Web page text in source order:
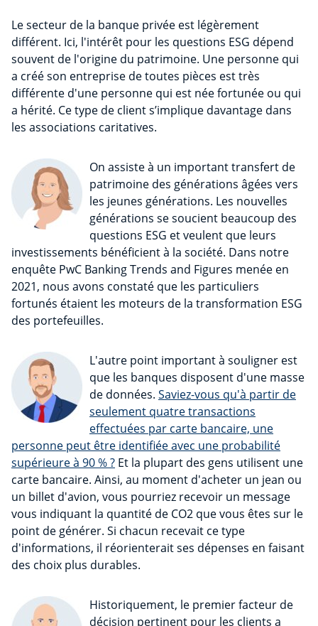
Le secteur de la banque privée est légèrement
différent. Ici, l'intérêt pour les questions ESG dépend
souvent de l'origine du patrimoine. Une personne qui
a créé son entreprise de toutes pièces est très
différente d'une personne qui est née fortunée ou qui
a hérité. Ce type de client s’implique davantage dans
les associations caritatives.
On assiste à un important transfert de
patrimoine des générations âgées vers
les jeunes générations. Les nouvelles
générations se soucient beaucoup des
questions ESG et veulent que leurs
investissements bénéficient à la société. Dans notre
enquête PwC Banking Trends and Figures menée en
2021, nous avons constaté que les particuliers
fortunés étaient les moteurs de la transformation ESG
des portefeuilles.
L'autre point important à souligner est
que les banques disposent d'une masse
de données. Saviez-vous qu'à partir de
seulement quatre transactions
effectuées par carte bancaire, une
personne peut être identifiée avec une probabilité
supérieure à 90 % ? Et la plupart des gens utilisent une
carte bancaire. Ainsi, au moment d'acheter un jean ou
un billet d'avion, vous pourriez recevoir un message
vous indiquant la quantité de CO2 que vous êtes sur le
point de générer. Si chacun recevait ce type
d'informations, il réorienterait ses dépenses en faisant
des choix plus durables.
Historiquement, le premier facteur de
décision pertinent pour les clients a